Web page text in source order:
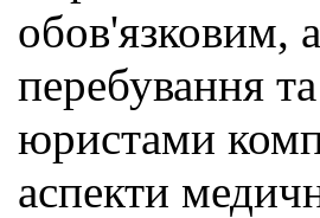
обов'язковим,
перебування
юристами
аспекти